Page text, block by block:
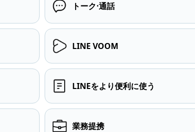
トーク⋅通話
LINE VOOM
LINEをより便利に使う
業務提携